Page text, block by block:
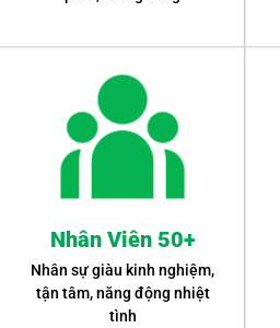
Nhân Viên 50+
Nhân sự giàu kinh nghiệm,
tận tâm, năng động nhiệt
tình